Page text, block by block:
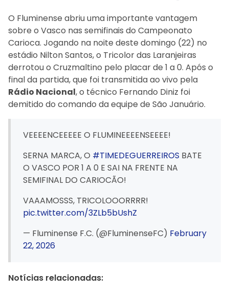
O Fluminense abriu uma importante vantagem
sobre o Vasco nas semifinais do Campeonato
Carioca. Jogando na noite deste domingo (22) no
estádio Nilton Santos, o Tricolor das Laranjeiras
derrotou o Cruzmaltino pelo placar de 1 a 0. Após o
final da partida, que foi transmitida ao vivo pela
Rádio Nacional, o técnico Fernando Diniz foi
demitido do comando da equipe de São Januário.
VEEEENCEEEEE O FLUMINEEEENSEEEE!
SERNA MARCA, O #TIMEDEGUERREIROS BATE
O VASCO POR 1 A 0 E SAI NA FRENTE NA
SEMIFINAL DO CARIOCÃO!
VAAAMOSSS, TRICOLOOORRRR!
pic.twitter.com/3ZLb5bUshZ
— Fluminense F.C. (@FluminenseFC) February
22, 2026
Notícias relacionadas: